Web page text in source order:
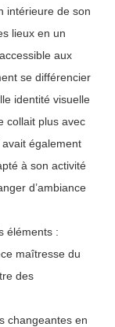
intérieure de son
lieux en un
aux
se différencier
identité visuelle
collait plus avec
également
à son activité
d’ambiance
éléments :
maîtresse du
des
changeantes en